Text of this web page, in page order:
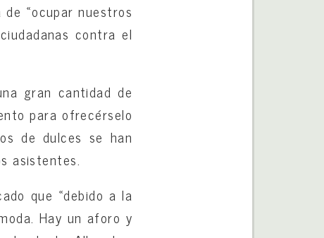
«ocupar nuestros
contra el
gran cantidad de
para ofrecérselo
de dulces se han
asistentes.
que «debido a la
Hay un aforo y